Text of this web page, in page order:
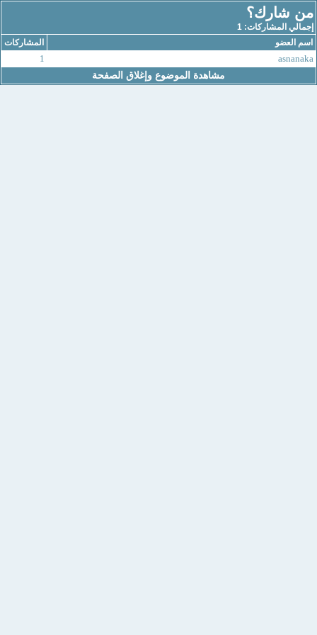
من شارك؟
إجمالي المشاركات: 1
اسم العضو
المشاركات
asnanaka
1
مشاهدة الموضوع وإغلاق الصفحة